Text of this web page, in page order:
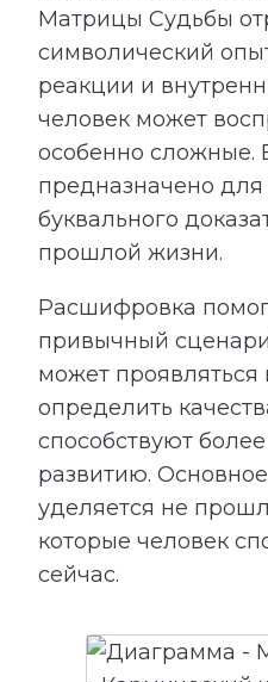
Матрицы Судьбы
символический
реакции и
человек может
особенно сложные.
предназначено
буквального
прошлой жизни.
Расшифровка
привычный
может проявляться
определить
способствуют
развитию.
уделяется не
которые человек
сейчас.